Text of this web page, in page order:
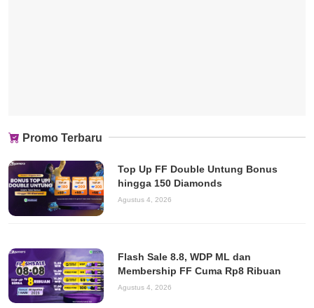
Promo Terbaru
Top Up FF Double Untung Bonus
hingga 150 Diamonds
Agustus 4, 2026
Flash Sale 8.8, WDP ML dan
Membership FF Cuma Rp8 Ribuan
Agustus 4, 2026